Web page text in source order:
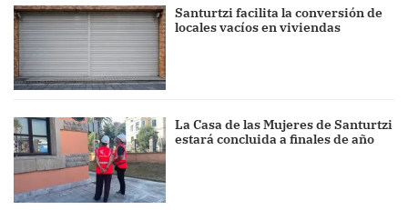
Santurtzi facilita la conversión de
locales vacíos en viviendas
La Casa de las Mujeres de Santurtzi
estará concluida a finales de año